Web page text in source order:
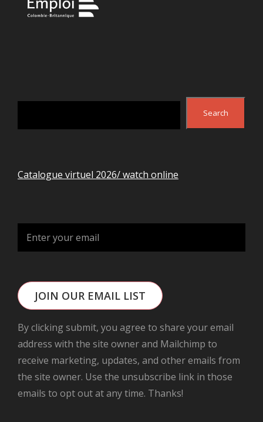
Search
Search
Catalogue virtuel 2026/ watch online
JOIN OUR EMAIL LIST
By clicking submit, you agree to share your email
address with the site owner and Mailchimp to
receive marketing, updates, and other emails from
the site owner. Use the unsubscribe link in those
emails to opt out at any time. Thanks!